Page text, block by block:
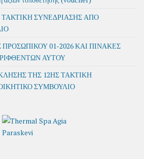
ΣΥΝΕΔΡΙΑΣΗΣ ΑΠΟ
01-2026 ΚΑΙ ΠΙΝΑΚΕΣ
ΑΥΤΟΥ
ΤΗΣ 12ΗΣ ΤΑΚΤΙΚΗ
ΣΥΜΒΟΥΛΙΟ